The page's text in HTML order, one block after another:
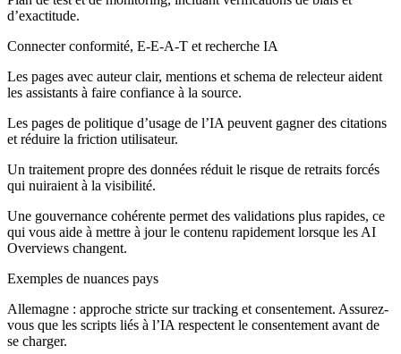
d’exactitude.
Connecter conformité, E-E-A-T et recherche IA
Les pages avec auteur clair, mentions et schema de relecteur aident
les assistants à faire confiance à la source.
Les pages de politique d’usage de l’IA peuvent gagner des citations
et réduire la friction utilisateur.
Un traitement propre des données réduit le risque de retraits forcés
qui nuiraient à la visibilité.
Une gouvernance cohérente permet des validations plus rapides, ce
qui vous aide à mettre à jour le contenu rapidement lorsque les AI
Overviews changent.
Exemples de nuances pays
Allemagne : approche stricte sur tracking et consentement. Assurez-
vous que les scripts liés à l’IA respectent le consentement avant de
se charger.